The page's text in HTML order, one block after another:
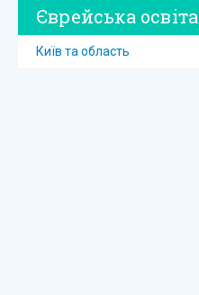
Єврейська освіта